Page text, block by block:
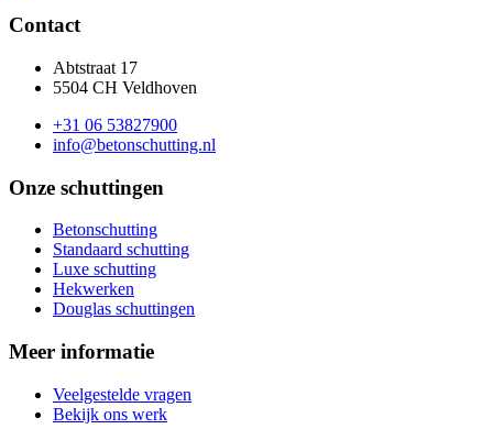
Contact
Abtstraat 17
5504 CH Veldhoven
+31 06 53827900
info@betonschutting.nl
Onze schuttingen
Betonschutting
Standaard schutting
Luxe schutting
Hekwerken
Douglas schuttingen
Meer informatie
Veelgestelde vragen
Bekijk ons werk